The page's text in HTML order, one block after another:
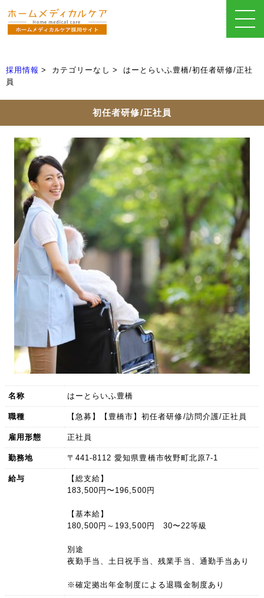
採用情報 カテゴリーなし
はーとらいふ豊橋/初任者研修/正社
員
初任者研修/正社員
名称 はーとらいふ豊橋
職種 【急募】【豊橋市】初任者研修/訪問介護/正社員
雇用形態 正社員
勤務地 〒441-8112 愛知県豊橋市牧野町北原7-1
給与
【総支給】
183,500円〜196,500円
【基本給】
180,500円～193,500円 30〜22等級
別途
夜勤手当、土日祝手当、残業手当、通勤手当あり
※確定拠出年金制度による退職金制度あり